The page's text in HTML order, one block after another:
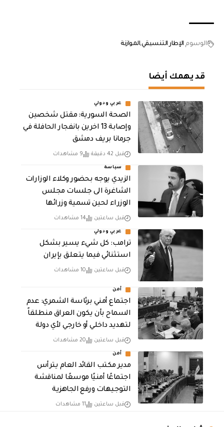
الوسوم الإطار التنسيقيالموازنة
قد يهمك أيضا
عربي ودولي
الصحة السورية: مقتل شخصين
وإصابة 13 اخرين بانفجار الحافلة في
جرمانا بريف دمشق
قبل 42 دقيقة 9 مشاهدات
سياسة
الزيدي يوجه بحضور وكلاء الوزارات
الشاغرة الى جلسات مجلس
الوزراء لحين تسمية وزرائها
قبل ساعتين 14 مشاهدات
عربي ودولي
ترامب: كل شيء يسير بشكل
استثنائي فيما يتعلق بإيران
قبل ساعتين 10 مشاهدات
أمن
اجتماع أمني برئاسة الشمري: عدم
السماح بأن يكون العراق منطلقاً
لتهديد داخلي أو خارجي لأي دولة
قبل ساعتين 20 مشاهدات
أمن
مدير مكتب القائد العام يترأس
اجتماعًا أمنيًا موسعًا لمناقشة
التوجيهات ورفع الجاهزية
قبل ساعتين 11 مشاهدات